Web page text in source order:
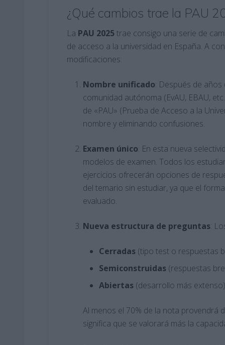
¿Qué cambios trae la PAU
La PAU 2025 trae consigo una serie de
de acceso a la universidad en España. A
modificaciones:
Nombre unificado: Después de
comunidad autónoma (EvAU, EBAU,
de «PAU» (Prueba de Acceso a la
nombre y eliminando confusiones.
Examen único: En esta nueva
modelos de examen. Todos los
ejercicios ofrecerán opciones de
del temario sin estudiar, ya que el
evaluado.
Nueva estructura de preguntas:
Cerradas (tipo test o respuestas
Semiconstruidas (respuestas
Abiertas (desarrollo más
Al menos el 70% de la nota provendrá
significa que se valorará más la